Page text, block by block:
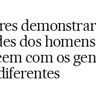
dos
com os